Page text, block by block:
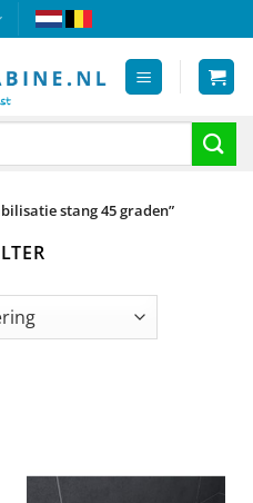
stang 45 graden”